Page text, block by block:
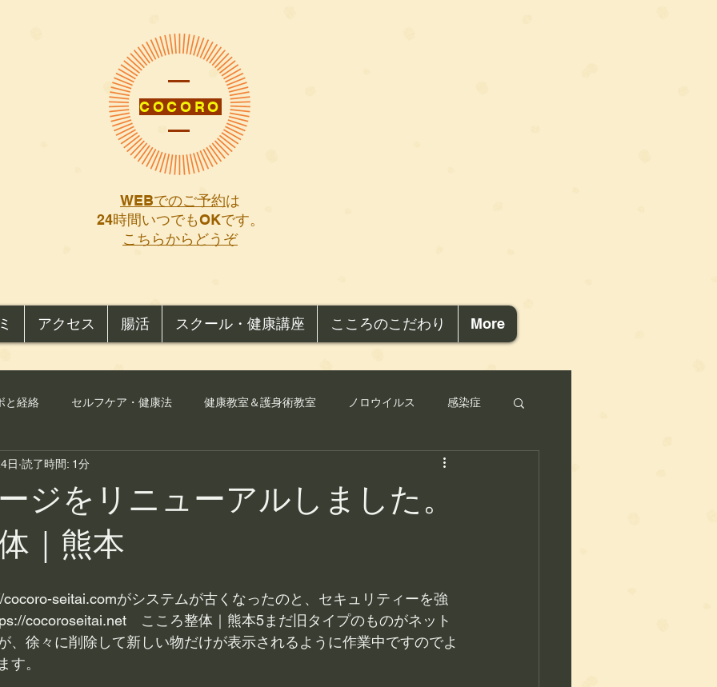
COCORO
WEBでのご予約は
​24時間いつでもOKです。
こちらからどうぞ
アクセス 腸活 スクール・健康講座 こころのこだわり More
と経絡 セルフケア・健康法 健康教室＆護身術教室 ノロウイルス 感染症
ブル 整体・骨盤矯正
ジをリニューアルしました。
｜熊本
日 読了時間: 1分
seitai.comがシステムが古くなったのと、セキュリティーを強
cocoroseitai.net　こころ整体｜熊本5まだ旧タイプのものがネット
、徐々に削除して新しい物だけが表示されるように作業中ですのでよ
す。